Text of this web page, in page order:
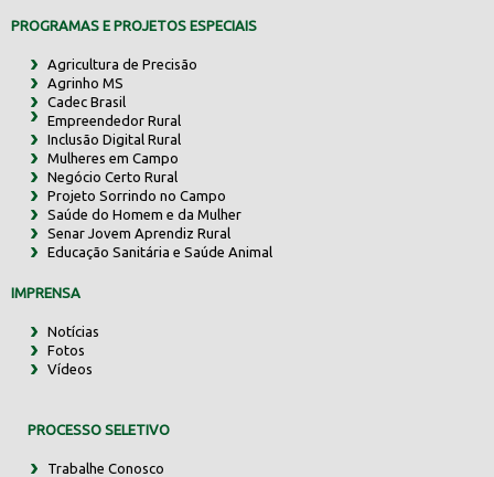
PROGRAMAS E PROJETOS ESPECIAIS
Agricultura de Precisão
Agrinho MS
Cadec Brasil
Empreendedor Rural
Inclusão Digital Rural
Mulheres em Campo
Negócio Certo Rural
Projeto Sorrindo no Campo
Saúde do Homem e da Mulher
Senar Jovem Aprendiz Rural
Educação Sanitária e Saúde Animal
IMPRENSA
Notícias
Fotos
Vídeos
PROCESSO SELETIVO
Trabalhe Conosco